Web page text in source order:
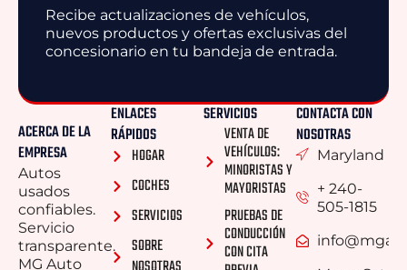
Recibe actualizaciones de vehículos,
nuevos productos y ofertas exclusivas del
concesionario en tu bandeja de entrada.
ACERCA DE LA
EMPRESA
Autos
usados ​​
confiables.
Servicio
transparente.
MG Auto
ENLACES
RÁPIDOS
HOGAR
COCHES
SERVICIOS
SOBRE
SERVICIOS
VENTA DE
VEHÍCULOS:
MINORISTAS Y
MAYORISTAS
PRUEBAS DE
CONDUCCIÓN
CON CITA
CONTACTA CON
NOSOTRAS
Maryland
+ 240-
505-1815